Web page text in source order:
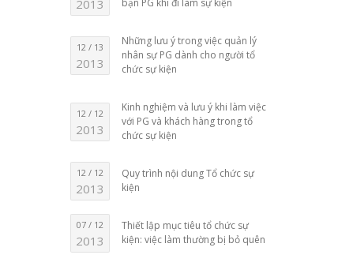
2013
bạn PG khi đi làm sự kiện
12 / 13
2013
Những lưu ý trong việc quản lý
nhân sự PG dành cho người tổ
chức sự kiện
12 / 12
2013
Kinh nghiệm và lưu ý khi làm việc
với PG và khách hàng trong tổ
chức sự kiện
12 / 12
2013
Quy trình nội dung Tổ chức sự
kiện
07 / 12
2013
Thiết lập mục tiêu tổ chức sự
kiện: việc làm thường bị bỏ quên